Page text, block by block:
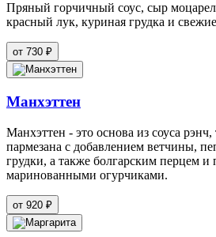
Пряный горчичный соус, сыр
красный лук, куриная грудка и
от 730 ₽
Манхэттен
Манхэттен - это основа из соуса
пармезана с добавлением ветчины,
грудки, а также болгарским перцем
маринованными огурчиками.
от 920 ₽